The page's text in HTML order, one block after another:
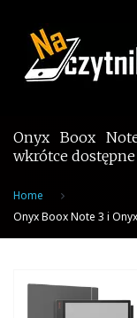
content
Onyx Boox
wkrótce
Home
Onyx Boox Note 3 i